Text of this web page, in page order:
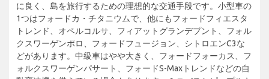
に良く、島を旅行するための理想的な交通手段です。小型車の
1つはフォードカ・チタニウムで、他にもフォードフィエスタ
トレンド、オペルコルサ、フィアットグランデプント、フォル
クスワーゲンポロ、フォードフュージョン、シトロエンC3な
どがあります。中級車はやや大きく、フォードフォーカス、フ
ォルクスワーゲンパサート、フォードS-Maxトレンドなどの自